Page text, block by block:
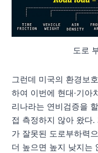
도로
그런데 미국의 환경보
하여 이번에 현대·기아
리나라는 연비검증을
접 측정하지 않아 왔다
가 잘못된 도로부하력
더 높으면 높지 낮지는